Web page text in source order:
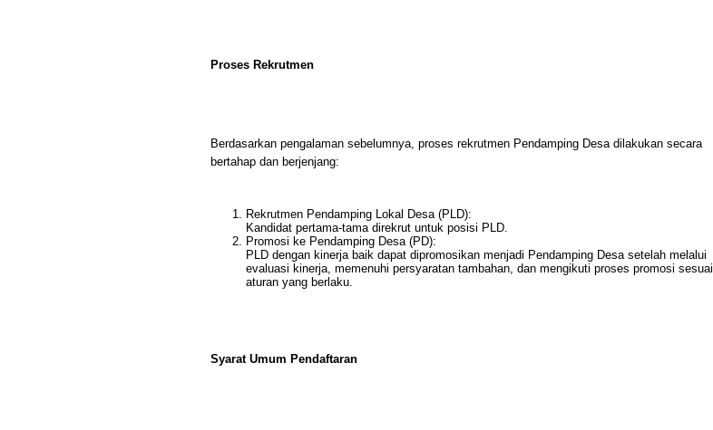
Proses Rekrutmen
Berdasarkan pengalaman sebelumnya, proses rekrutmen Pendamping Desa dilakukan secara
bertahap dan berjenjang:
Rekrutmen Pendamping Lokal Desa (PLD):
Kandidat pertama-tama direkrut untuk posisi PLD.
Promosi ke Pendamping Desa (PD):
PLD dengan kinerja baik dapat dipromosikan menjadi Pendamping Desa setelah melalui
evaluasi kinerja, memenuhi persyaratan tambahan, dan mengikuti proses promosi sesuai
aturan yang berlaku.
Syarat Umum Pendaftaran